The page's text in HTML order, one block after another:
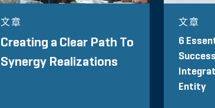
文章
Creating a Clear Path To
Synergy Realizations
文章
6
Entity